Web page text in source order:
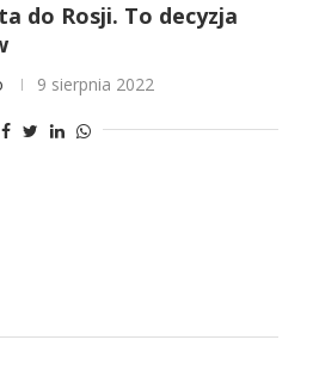
do Rosji. To decyzja
9 sierpnia 2022